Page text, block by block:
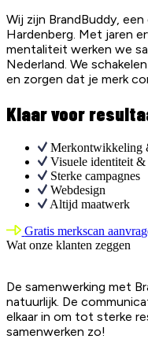
Wij zijn BrandBuddy,
Hardenberg. Met jaren
mentaliteit werken we
Nederland. We
en zorgen dat je merk
Klaar voor
Merkontwikkeling
Visuele identiteit &
Sterke campagnes
Webdesign
Altijd maatwerk
Gratis merkscan
Wat onze klanten zeggen
De samenwerking met
natuurlijk. De
elkaar in om tot sterke
samenwerken zo!